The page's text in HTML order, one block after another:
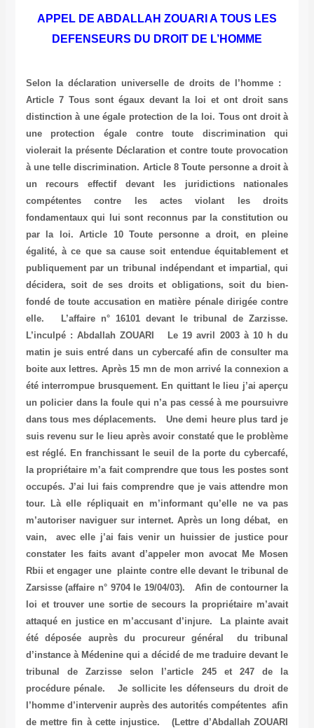
APPEL DE ABDALLAH ZOUARI A TOUS LES
DEFENSEURS DU DROIT DE L’HOMME
Selon la déclaration universelle de droits de l’homme :
Article 7 Tous sont égaux devant la loi et ont droit sans
distinction à une égale protection de la loi. Tous ont droit à
une protection égale contre toute discrimination qui
violerait la présente Déclaration et contre toute provocation
à une telle discrimination. Article 8 Toute personne a droit à
un recours effectif devant les juridictions nationales
compétentes contre les actes violant les droits
fondamentaux qui lui sont reconnus par la constitution ou
par la loi. Article 10 Toute personne a droit, en pleine
égalité, à ce que sa cause soit entendue équitablement et
publiquement par un tribunal indépendant et impartial, qui
décidera, soit de ses droits et obligations, soit du bien-
fondé de toute accusation en matière pénale dirigée contre
elle. L’affaire n° 16101 devant le tribunal de Zarzisse.
L’inculpé : Abdallah ZOUARI Le 19 avril 2003 à 10 h du
matin je suis entré dans un cybercafé afin de consulter ma
boite aux lettres. Après 15 mn de mon arrivé la connexion a
été interrompue brusquement. En quittant le lieu j’ai aperçu
un policier dans la foule qui n’a pas cessé à me poursuivre
dans tous mes déplacements. Une demi heure plus tard je
suis revenu sur le lieu après avoir constaté que le problème
est réglé. En franchissant le seuil de la porte du cybercafé,
la propriétaire m’a fait comprendre que tous les postes sont
occupés. J’ai lui fais comprendre que je vais attendre mon
tour. Là elle répliquait en m’informant qu’elle ne va pas
m’autoriser naviguer sur internet. Après un long débat, en
vain, avec elle j’ai fais venir un huissier de justice pour
constater les faits avant d’appeler mon avocat Me Mosen
Rbii et engager une plainte contre elle devant le tribunal de
Zarsisse (affaire n° 9704 le 19/04/03). Afin de contourner la
loi et trouver une sortie de secours la propriétaire m’avait
attaqué en justice en m’accusant d’injure. La plainte avait
été déposée auprès du procureur général du tribunal
d’instance à Médenine qui a décidé de me traduire devant le
tribunal de Zarzisse selon l’article 245 et 247 de la
procédure pénale. Je sollicite les défenseurs du droit de
l’homme d’intervenir auprès des autorités compétentes afin
de mettre fin à cette injustice. (Lettre d’Abdallah ZOUARI